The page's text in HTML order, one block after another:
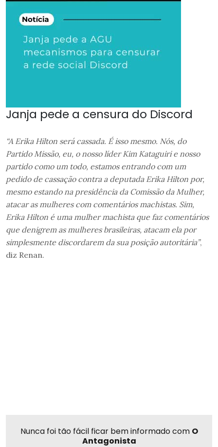
Janja pede a censura do Discord
“A Erika Hilton será cassada. É isso mesmo. Nós, do
Partido Missão, eu, o nosso líder Kim Kataguiri e nosso
partido como um todo, estamos entrando com um
pedido de cassação contra a deputada Erika Hilton por,
mesmo estando na presidência da Comissão da Mulher,
atacar as mulheres com comentários machistas. Sim,
Erika Hilton é uma mulher machista que faz comentários
que denigrem as mulheres brasileiras, atacam ela por
simplesmente discordarem da sua posição autoritária”,
diz Renan.
Nunca foi tão fácil ficar bem informado com O
Antagonista